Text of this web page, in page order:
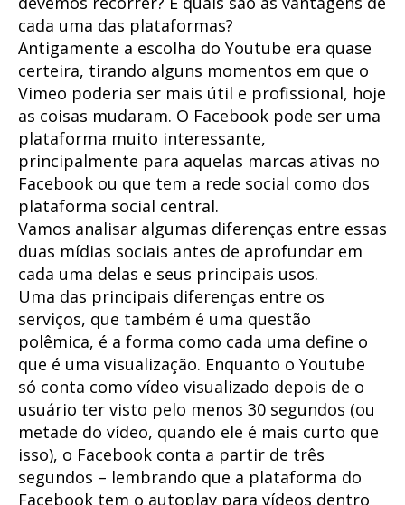
cada uma das plataformas?
Antigamente a escolha do Youtube era quase
certeira, tirando alguns momentos em que o
Vimeo poderia ser mais útil e profissional, hoje
as coisas mudaram. O Facebook pode ser uma
plataforma muito interessante,
principalmente para aquelas marcas ativas no
Facebook ou que tem a rede social como dos
plataforma social central.
Vamos analisar algumas diferenças entre essas
duas mídias sociais antes de aprofundar em
cada uma delas e seus principais usos.
Uma das principais diferenças entre os
serviços, que também é uma questão
polêmica, é a forma como cada uma define o
que é uma visualização. Enquanto o Youtube
só conta como vídeo visualizado depois de o
usuário ter visto pelo menos 30 segundos (ou
metade do vídeo, quando ele é mais curto que
isso), o Facebook conta a partir de três
segundos – lembrando que a plataforma do
Facebook tem o autoplay para vídeos dentro